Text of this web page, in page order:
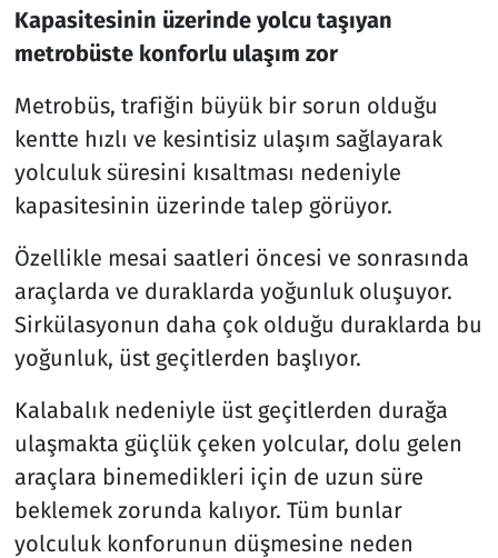
Kapasitesinin üzerinde yolcu taşıyan
metrobüste konforlu ulaşım zor
Metrobüs, trafiğin büyük bir sorun olduğu
kentte hızlı ve kesintisiz ulaşım sağlayarak
yolculuk süresini kısaltması nedeniyle
kapasitesinin üzerinde talep görüyor.
Özellikle mesai saatleri öncesi ve sonrasında
araçlarda ve duraklarda yoğunluk oluşuyor.
Sirkülasyonun daha çok olduğu duraklarda bu
yoğunluk, üst geçitlerden başlıyor.
Kalabalık nedeniyle üst geçitlerden durağa
ulaşmakta güçlük çeken yolcular, dolu gelen
araçlara binemedikleri için de uzun süre
beklemek zorunda kalıyor. Tüm bunlar
yolculuk konforunun düşmesine neden